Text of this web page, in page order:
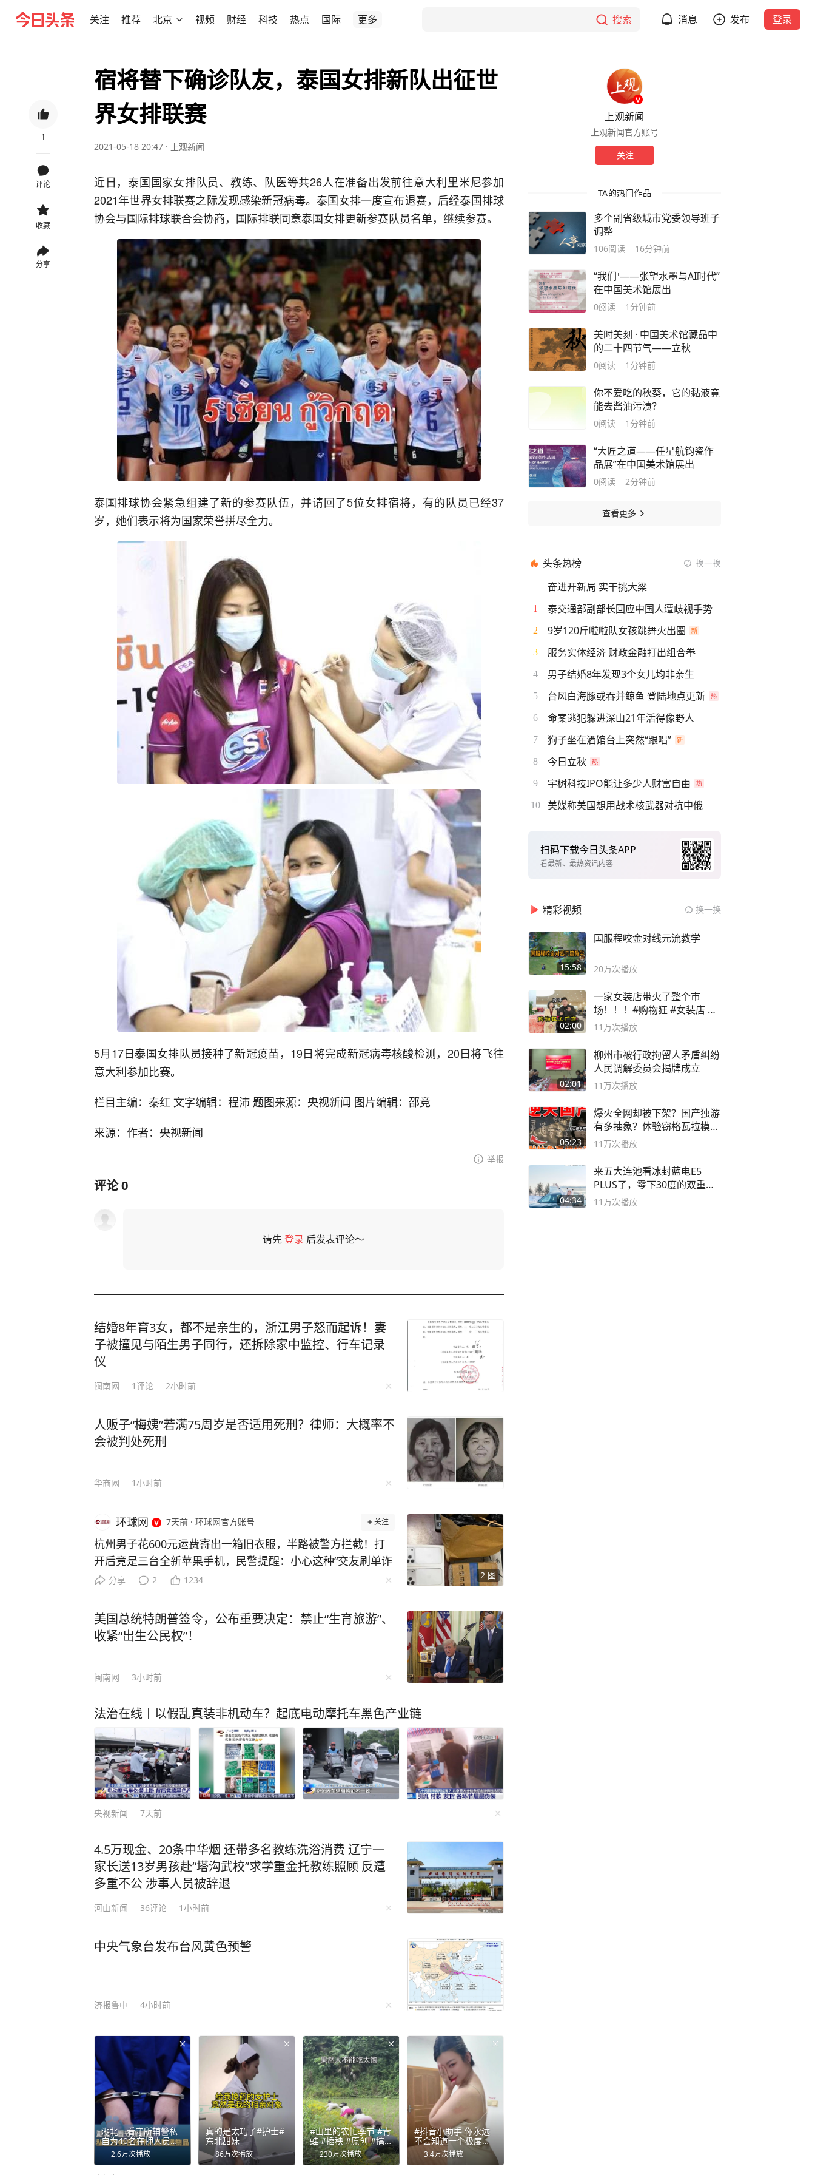
关注 推荐 北京 视频 财经 科技 热点 国际 更多 搜索 消息 发布 登录
1
评论
收藏
分享
宿将替下确诊队友，泰国女排新队出征世
界女排联赛
2021-05-18 20:47 · 上观新闻
近日，泰国国家女排队员、教练、队医等共26人在准备出发前往意大利里米尼参加
2021年世界女排联赛之际发现感染新冠病毒。泰国女排一度宣布退赛，后经泰国排球
协会与国际排球联合会协商，国际排联同意泰国女排更新参赛队员名单，继续参赛。
泰国排球协会紧急组建了新的参赛队伍，并请回了5位女排宿将，有的队员已经37
岁，她们表示将为国家荣誉拼尽全力。
5月17日泰国女排队员接种了新冠疫苗，19日将完成新冠病毒核酸检测，20日将飞往
意大利参加比赛。
栏目主编：秦红 文字编辑：程沛 题图来源：央视新闻 图片编辑：邵竞
来源：作者：央视新闻
举报
评论0
请先登录 后发表评论～
结婚8年育3女，都不是亲生的，浙江男子怒而起诉！妻
子被撞见与陌生男子同行，还拆除家中监控、行车记录
仪
闽南网 1评论 2小时前
人贩子“梅姨”若满75周岁是否适用死刑？律师：大概率不
会被判处死刑
华商网 1小时前
2 图
环球网 7天前 · 环球网官方账号 关注
杭州男子花600元运费寄出一箱旧衣服，半路被警方拦截！打
开后竟是三台全新苹果手机，民警提醒：小心这种“交友刷单诈
骗套路” 来源：杭州日报 前阵子，杭州临江派出所紧急出动，
“你疑似遭遇电信诈骗，赶紧停下可能的被骗操作！” 胡先生一
口否认，称自己没有任何被骗风险。 不过，此时的胡先生神色
慌张，言辞闪烁。他一会儿说自己取现是为偿还欠款，一会儿
胡先生刚刚下了一笔货运订单，运费高达600元！ 这送的是什
通旧衣服。 眼瞧着这位胡先生讲不出几句实话，警员们只能通
过派出所帮忙联系货运司机芦师傅。芦师傅坦诚回答：“这笔订
单是从杭州送往省外。从外观看，箱子挺小，重量比较轻。要
说里面塞着的是衣服，不大像。” 警方立刻协调司机将箱子带
回。大家准备开箱查验，眼见无法隐瞒的胡先生才道出实情。
他说，包裹里其实是3台自己刚买的苹果手机。 警员打开箱子
一看，里面果然是三台苹果手机，价值不菲。之前胡先生所说
p广告。平台客服称，完成任务就能获取“交友机会”。胡先生被
诱惑冲昏了头脑，在客服的引导下，取钱买了三部手机，打包
后准备通过货运平台送往指定地址。因为手机价值较高，因此
又支付了大额运费险。 了解情况后，派出所反诈人员结合真实
胡先生带着一面锦旗专程来到临江派出所，向反诈专班队员们
分享 2 1234
美国总统特朗普签令，公布重要决定：禁止“生育旅游”、
收紧“出生公民权”！
闽南网 3小时前
法治在线丨以假乱真装非机动车？起底电动摩托车黑色产业链
央视新闻 7天前
4.5万现金、20条中华烟 还带多名教练洗浴消费 辽宁一
家长送13岁男孩赴“塔沟武校”求学重金托教练照顾 反遭
多重不公 涉事人员被辞退
河山新闻 36评论 1小时前
中央气象台发布台风黄色预警
济报鲁中 4小时前
湖北一看守所辅警私
自为40名在押人员转
递物品，传递信息或
给予特殊关照，收受
2.6万次播放
真的是太巧了#护士#
东北甜妹
86万次播放
#山里的农忙季节 #青
蛙 #插秧 #原创 #搞
笑230万次播放
#抖音小助手 你永远
不会知道一个极度缺
乏安全感的人，需要
多少坚定的爱，才会
3.4万次播放
上观新闻
上观新闻官方账号
关注
TA的热门作品
多个副省级城市党委领导班子
调整
106阅读 16分钟前
“我们⁺——张望水墨与AI时代”
在中国美术馆展出
0阅读 1分钟前
美时美刻 · 中国美术馆藏品中
的二十四节气——立秋
0阅读 1分钟前
你不爱吃的秋葵，它的黏液竟
能去酱油污渍？
0阅读 1分钟前
“大匠之道——任星航钧瓷作
品展”在中国美术馆展出
0阅读 2分钟前
查看更多
头条热榜 换一换
奋进开新局 实干挑大梁
1 泰交通部副部长回应中国人遭歧视手势
2 9岁120斤啦啦队女孩跳舞火出圈
3 服务实体经济 财政金融打出组合拳
4 男子结婚8年发现3个女儿均非亲生
5 台风白海豚或吞并鲸鱼 登陆地点更新
6 命案逃犯躲进深山21年活得像野人
7 狗子坐在酒馆台上突然“跟唱”
8 今日立秋
9 宇树科技IPO能让多少人财富自由
10 美媒称美国想用战术核武器对抗中俄
扫码下载今日头条APP
看最新、最热资讯内容
精彩视频 换一换
15:58
国服程咬金对线元流教学
20万次播放
02:00
一家女装店带火了整个市
场！！！#购物狂 #女装店 #
高品质女装
11万次播放
02:01
柳州市被行政拘留人矛盾纠纷
人民调解委员会揭牌成立
11万次播放
05:23
爆火全网却被下架？国产独游
有多抽象？体验窃格瓦拉模拟
器！
11万次播放
04:34
来五大连池看冰封蓝电E5
PLUS了，零下30度的双重冰
封40小时全录
11万次播放